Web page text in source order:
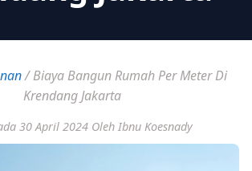
/Biaya Bangun Rumah Per Meter Di
Krendang Jakarta
30 April 2024 Oleh Ibnu Koesnady